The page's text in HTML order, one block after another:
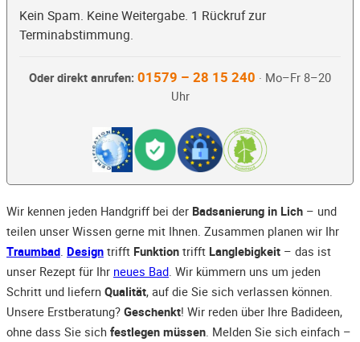
Kein Spam. Keine Weitergabe. 1 Rückruf zur
Terminabstimmung.
Oder direkt anrufen: 01579 – 28 15 240 · Mo–Fr 8–20
Uhr
Wir kennen jeden Handgriff bei der Badsanierung in Lich – und
teilen unser Wissen gerne mit Ihnen. Zusammen planen wir Ihr
Traumbad. Design trifft Funktion trifft Langlebigkeit – das ist
unser Rezept für Ihr neues Bad. Wir kümmern uns um jeden
Schritt und liefern Qualität, auf die Sie sich verlassen können.
Unsere Erstberatung? Geschenkt! Wir reden über Ihre Badideen,
ohne dass Sie sich festlegen müssen. Melden Sie sich einfach –